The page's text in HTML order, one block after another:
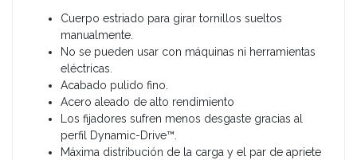
Cuerpo estriado para girar tornillos sueltos
manualmente.
No se pueden usar con máquinas ni herramientas
eléctricas.
Acabado pulido fino.
Acero aleado de alto rendimiento
Los fijadores sufren menos desgaste gracias al
perfil Dynamic-Drive™.
Máxima distribución de la carga y el par de apriete